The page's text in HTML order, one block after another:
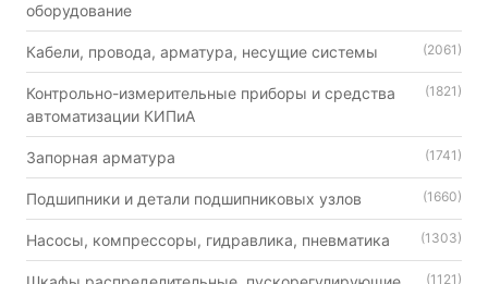
оборудование
Кабели, провода, арматура, несущие системы (2061)
Контрольно-измерительные приборы и средства
автоматизации КИПиА
(1821)
Запорная арматура (1741)
Подшипники и детали подшипниковых узлов (1660)
Насосы, компрессоры, гидравлика, пневматика (1303)
(1121)